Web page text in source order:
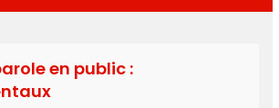
en public :